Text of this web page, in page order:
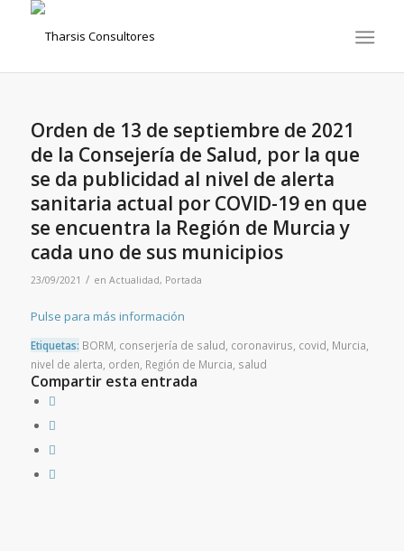
Orden de 13 de septiembre de 2021
de la Consejería de Salud, por la que
se da publicidad al nivel de alerta
sanitaria actual por COVID-19 en que
se encuentra la Región de Murcia y
cada uno de sus municipios
23/09/2021 / en Actualidad, Portada
Pulse para más información
Etiquetas: BORM conserjería de salud coronavirus covid Murcia
nivel de alerta orden Región de Murcia salud
Compartir esta entrada